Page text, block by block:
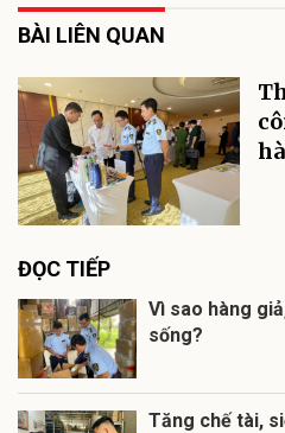
BÀI LIÊN QUAN
ĐỌC TIẾP
Vì sao hàng
sống?
Tăng chế tài,